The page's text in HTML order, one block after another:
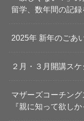
留学、数年間の記録
2025年 新年のごあ
２月・３月開講ス
マザーズコーチン
『親に知って欲し